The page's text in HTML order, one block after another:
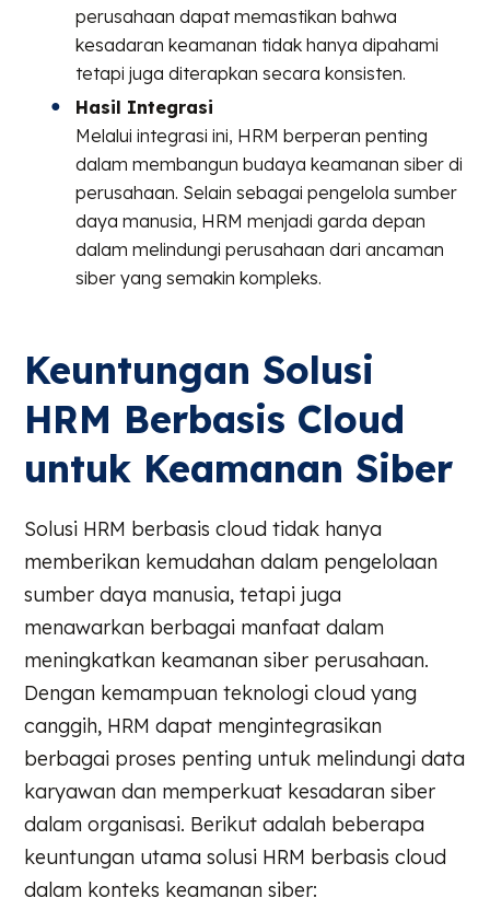
perusahaan dapat memastikan bahwa
kesadaran keamanan tidak hanya dipahami
tetapi juga diterapkan secara konsisten.
Hasil Integrasi
Melalui integrasi ini, HRM berperan penting
dalam membangun budaya keamanan siber di
perusahaan. Selain sebagai pengelola sumber
daya manusia, HRM menjadi garda depan
dalam melindungi perusahaan dari ancaman
siber yang semakin kompleks.
Keuntungan Solusi
HRM Berbasis Cloud
untuk Keamanan Siber
Solusi HRM berbasis cloud tidak hanya
memberikan kemudahan dalam pengelolaan
sumber daya manusia, tetapi juga
menawarkan berbagai manfaat dalam
meningkatkan keamanan siber perusahaan.
Dengan kemampuan teknologi cloud yang
canggih, HRM dapat mengintegrasikan
berbagai proses penting untuk melindungi data
karyawan dan memperkuat kesadaran siber
dalam organisasi. Berikut adalah beberapa
keuntungan utama solusi HRM berbasis cloud
dalam konteks keamanan siber: